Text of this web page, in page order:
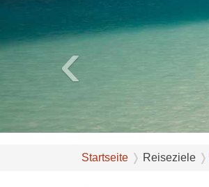
‹
Startseite Reiseziele